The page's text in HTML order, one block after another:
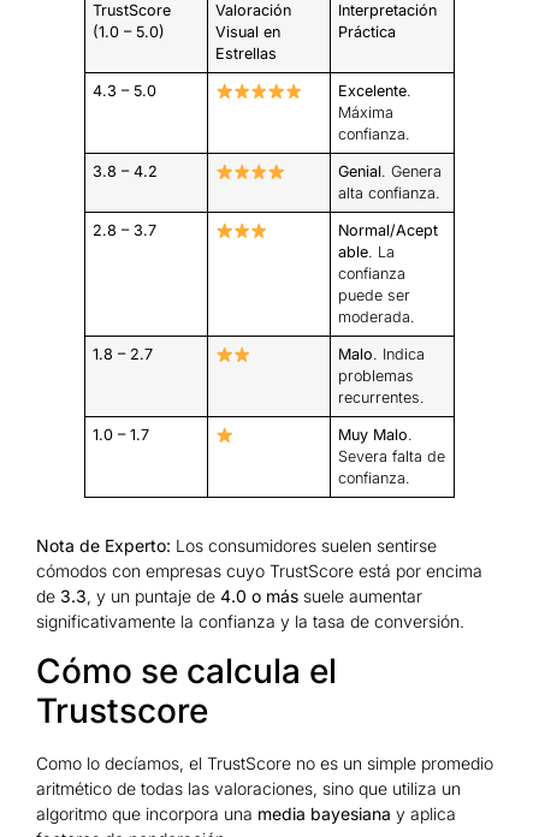
TrustScore
(1.0 – 5.0)
Valoración
Visual en
Estrellas
Interpretación
Práctica
4.3 – 5.0 Excelente.
Máxima
confianza.
3.8 – 4.2 Genial. Genera
alta confianza.
2.8 – 3.7
Normal/Acept
able. La
confianza
puede ser
moderada.
1.8 – 2.7 Malo. Indica
problemas
recurrentes.
1.0 – 1.7 Muy Malo.
Severa falta de
confianza.
Nota de Experto: Los consumidores suelen sentirse
cómodos con empresas cuyo TrustScore está por encima
de 3.3, y un puntaje de 4.0 o más suele aumentar
significativamente la confianza y la tasa de conversión.
Cómo se calcula el
Trustscore
Como lo decíamos, el TrustScore no es un simple promedio
aritmético de todas las valoraciones, sino que utiliza un
algoritmo que incorpora una media bayesiana y aplica